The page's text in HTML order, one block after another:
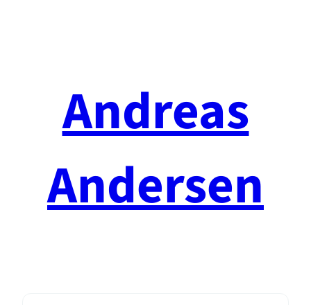
Andreas
Andersen